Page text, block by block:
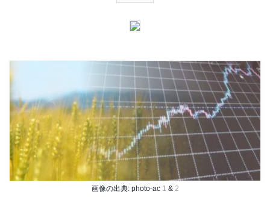
画像の出典: photo-ac 1 & 2